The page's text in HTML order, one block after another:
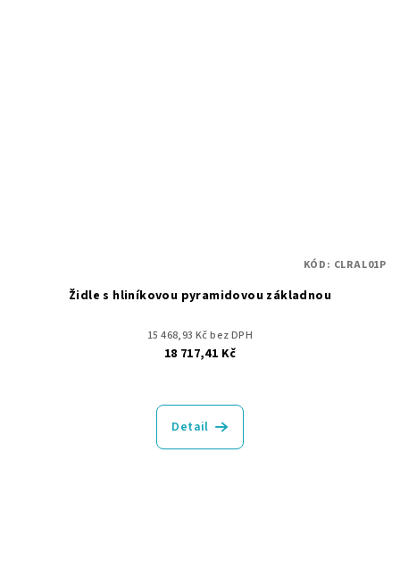
Židle s hliníkovou pyramidovou základnou
15 468,93 Kč bez DPH
18 717,41 Kč
Detail
KÓD: CLRAL01P